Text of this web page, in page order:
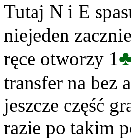
Tutaj N i E
niejeden
ręce otworzy 1
transfer na bez
jeszcze część
razie po takim